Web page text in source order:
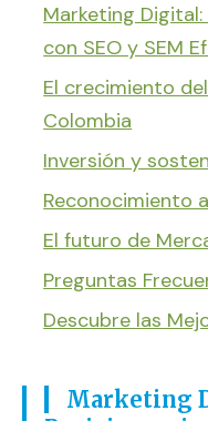
Marketing
con SEO y SEM
El crecimiento
Colombia
Inversión y
Reconocimiento
El futuro de
Preguntas
Descubre las
Marketing